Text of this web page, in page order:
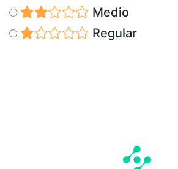
Medio
Regular